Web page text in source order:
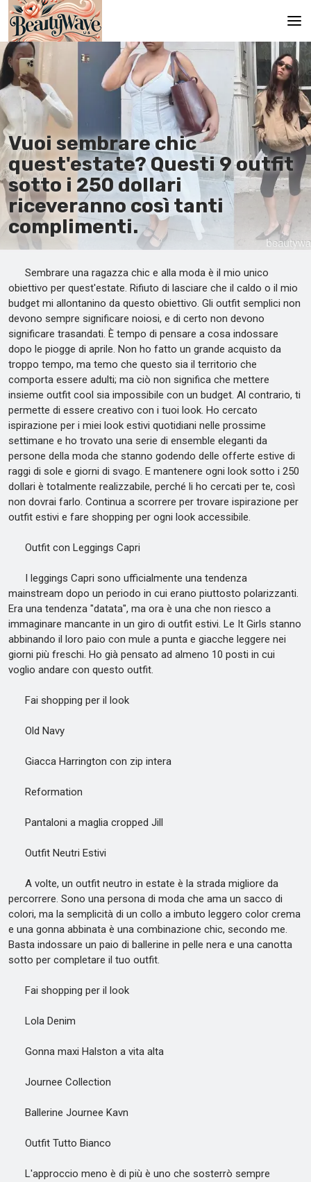
Pagina principale
En
Es
Ru
It
De
Vuoi sembrare chic
quest'estate? Questi 9 outfit
sotto i 250 dollari
riceveranno così tanti
complimenti.
Sembrare una ragazza chic e alla moda è il mio unico
obiettivo per quest'estate. Rifiuto di lasciare che il caldo o il mio
budget mi allontanino da questo obiettivo. Gli outfit semplici non
devono sempre significare noiosi, e di certo non devono
significare trasandati. È tempo di pensare a cosa indossare
dopo le piogge di aprile. Non ho fatto un grande acquisto da
troppo tempo, ma temo che questo sia il territorio che
comporta essere adulti; ma ciò non significa che mettere
insieme outfit cool sia impossibile con un budget. Al contrario, ti
permette di essere creativo con i tuoi look. Ho cercato
ispirazione per i miei look estivi quotidiani nelle prossime
settimane e ho trovato una serie di ensemble eleganti da
persone della moda che stanno godendo delle offerte estive di
raggi di sole e giorni di svago. E mantenere ogni look sotto i 250
dollari è totalmente realizzabile, perché li ho cercati per te, così
non dovrai farlo. Continua a scorrere per trovare ispirazione per
outfit estivi e fare shopping per ogni look accessibile.
Outfit con Leggings Capri
I leggings Capri sono ufficialmente una tendenza
mainstream dopo un periodo in cui erano piuttosto polarizzanti.
Era una tendenza "datata", ma ora è una che non riesco a
immaginare mancante in un giro di outfit estivi. Le It Girls stanno
abbinando il loro paio con mule a punta e giacche leggere nei
giorni più freschi. Ho già pensato ad almeno 10 posti in cui
voglio andare con questo outfit.
Fai shopping per il look
Old Navy
Giacca Harrington con zip intera
Reformation
Pantaloni a maglia cropped Jill
Outfit Neutri Estivi
A volte, un outfit neutro in estate è la strada migliore da
percorrere. Sono una persona di moda che ama un sacco di
colori, ma la semplicità di un collo a imbuto leggero color crema
e una gonna abbinata è una combinazione chic, secondo me.
Basta indossare un paio di ballerine in pelle nera e una canotta
sotto per completare il tuo outfit.
Fai shopping per il look
Lola Denim
Gonna maxi Halston a vita alta
Journee Collection
Ballerine Journee Kavn
Outfit Tutto Bianco
L'approccio meno è di più è uno che sosterrò sempre